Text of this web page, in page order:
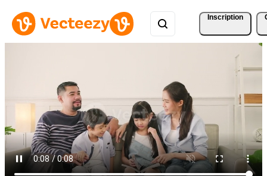
Inscription